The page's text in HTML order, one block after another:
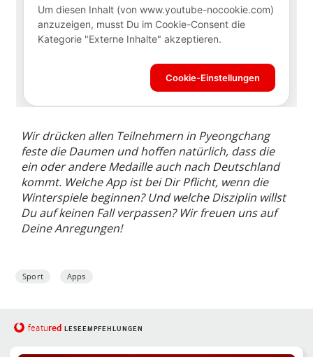
Wir drücken allen Teilnehmern in Pyeongchang
feste die Daumen und hoffen natürlich, dass die
ein oder andere Medaille auch nach Deutschland
kommt. Welche App ist bei Dir Pflicht, wenn die
Winterspiele beginnen? Und welche Disziplin willst
Du auf keinen Fall verpassen? Wir freuen uns auf
Deine Anregungen!
Sport Apps
featured LESEEMPFEHLUNGEN